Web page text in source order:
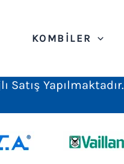
KOMBILER
Satış Yapılmaktadır.